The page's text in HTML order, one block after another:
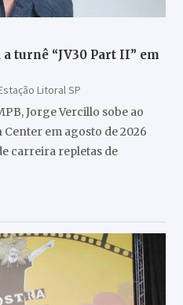
turnê “JV30 Part II” em
Litoral SP
Jorge Vercillo sobe ao
em agosto de 2026
carreira repletas de